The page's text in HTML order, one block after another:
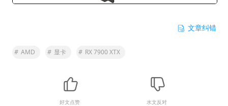
文章纠错
# AMD # 显卡 # RX 7900 XTX
好文点赞 水文反对